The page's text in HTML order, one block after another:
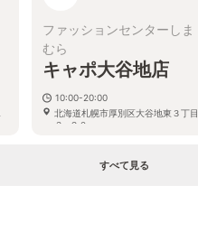
ファッションセンターしま
むら
キャポ大谷地店
10:00-20:00
北海道札幌市厚別区大谷地東３丁目
３−２０
すべて見る